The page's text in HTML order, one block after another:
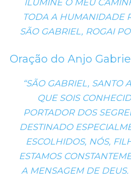
ILUMINE O MEU
TODA A HUMANIDADE
SÃO GABRIEL, ROGAI
Oração do Anjo Gabriel
“SÃO GABRIEL, SANTO
QUE SOIS
PORTADOR DOS
DESTINADO
ESCOLHIDOS, NÓS,
ESTAMOS
A MENSAGEM DE DEUS.